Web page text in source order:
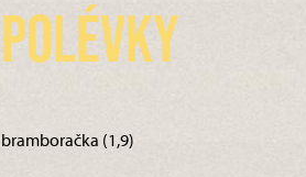
Polévky
bramboračka (1,9)